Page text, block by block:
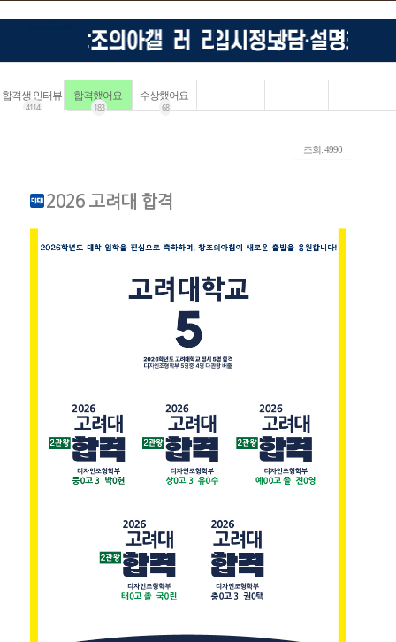
합격생 인터뷰
4114
합격했어요
183
수상했어요
68
ㆍ조회: 4990
2026 고려대 합격